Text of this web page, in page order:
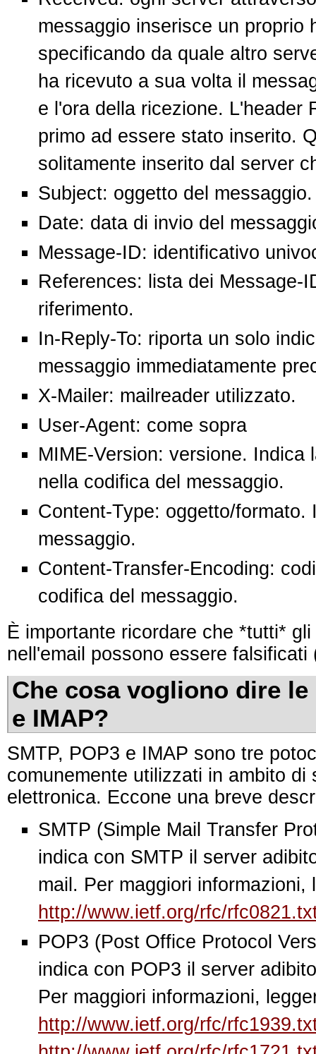
messaggio inserisce un proprio
specificando da quale altro
ha ricevuto a sua volta il
e l'ora della ricezione. L'header
primo ad essere stato inserito.
solitamente inserito dal server
Subject: oggetto del messaggio.
Date: data di invio del
Message-ID: identificativo
References: lista dei Message-
riferimento.
In-Reply-To: riporta un solo
messaggio immediatamente
X-Mailer: mailreader utilizzato.
User-Agent: come sopra
MIME-Version: versione. Indica
nella codifica del messaggio.
Content-Type: oggetto/formato.
messaggio.
Content-Transfer-Encoding:
codifica del messaggio.
È importante ricordare che *tutti*
nell'email possono essere
Che cosa vogliono dire le
e IMAP?
SMTP, POP3 e IMAP sono tre
comunemente utilizzati in ambito di
elettronica. Eccone una breve
SMTP (Simple Mail Transfer
indica con SMTP il server
mail. Per maggiori informazioni,
http://www.ietf.org/rfc/
POP3 (Post Office Protocol
indica con POP3 il server
Per maggiori informazioni,
http://www.ietf.org/rfc/